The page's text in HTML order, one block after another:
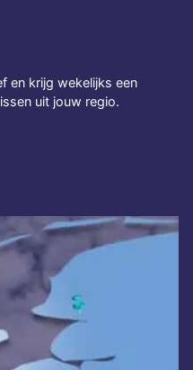
en krijg wekelijks een
uit jouw regio.